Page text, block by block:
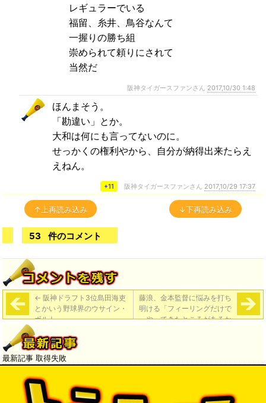
レギュラーでいる
福留、糸井、鳥谷なんて
一握りの勝ち組
崇められて頼りにされて
当然だ
阪神タイガースファンさん 2017,10/30 1:48
ほんまそう。
「勘違い」とか。
大和は何にも言ってないのに。
せっかくの権利やから、自分が納得出来たらえ
えねん。
+11 阪神タイガースファンさん 2017,10/29 17:37
↑上再読み込み ↓下再読み込み
53 件のコメント
← 阪神ドラフト3位島田海吏
とかいう野球界のウサイン・
ボルト
藤浪、金本監督に悩みを打ち
明ける「フィーリングだけで
やってきたところがあるか
最新記事 取得失敗